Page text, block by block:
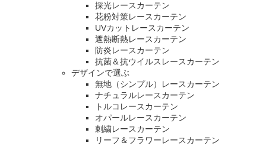
採光レースカーテン
花粉対策レースカーテン
UVカットレースカーテン
遮熱断熱レースカーテン
防炎レースカーテン
抗菌＆抗ウイルスレースカーテン
デザインで選ぶ
無地（シンプル）レースカーテン
ナチュラルレースカーテン
トルコレースカーテン
オパールレースカーテン
刺繍レースカーテン
リーフ＆フラワーレースカーテン